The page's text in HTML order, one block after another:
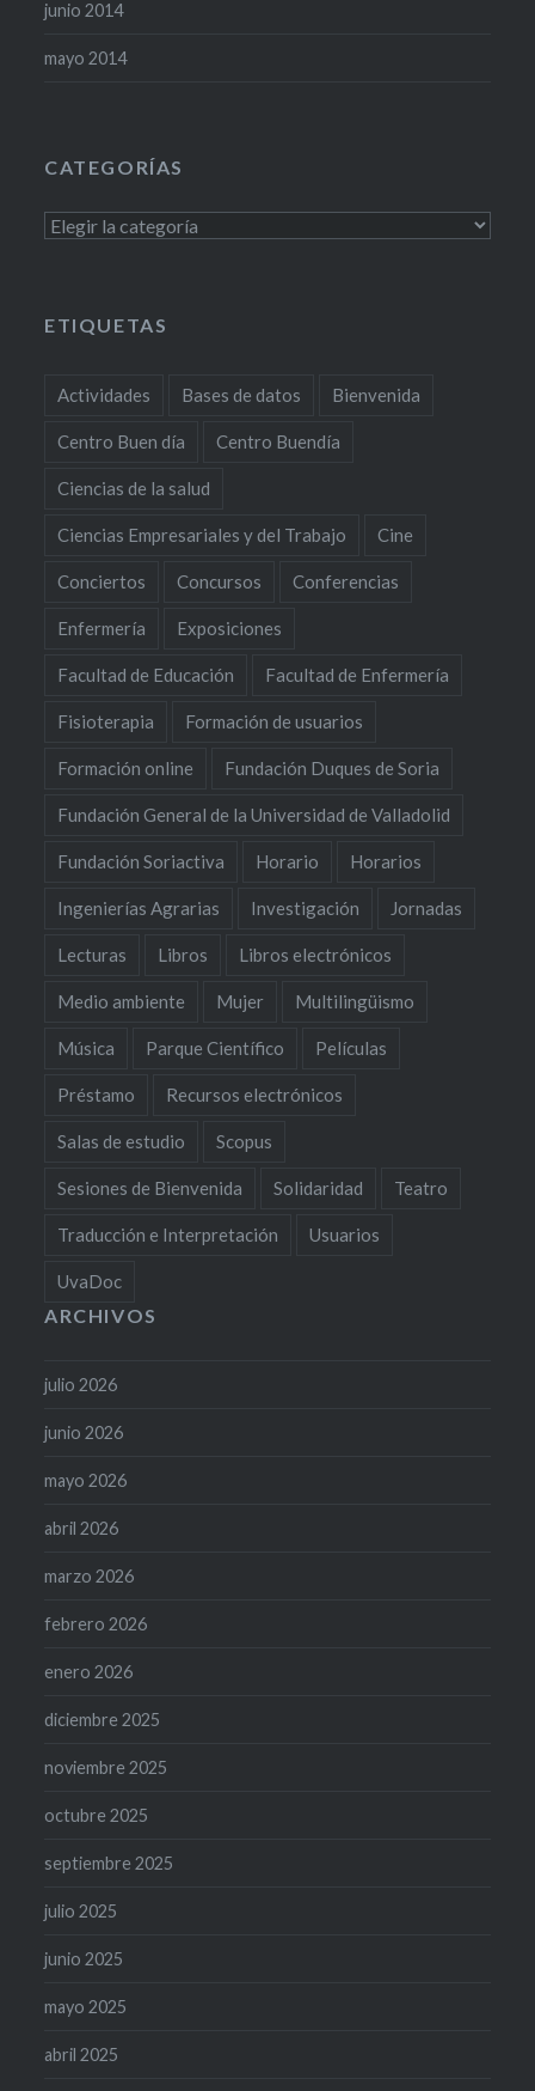
junio 2014
mayo 2014
CATEGORÍAS
Categorías
ETIQUETAS
Actividades Bases de datos Bienvenida
Centro Buen día Centro Buendía
Ciencias de la salud
Ciencias Empresariales y del Trabajo Cine
Conciertos Concursos Conferencias
Enfermería Exposiciones
Facultad de Educación Facultad de Enfermería
Fisioterapia Formación de usuarios
Formación online Fundación Duques de Soria
Fundación General de la Universidad de Valladolid
Fundación Soriactiva Horario Horarios
Ingenierías Agrarias Investigación Jornadas
Lecturas Libros Libros electrónicos
Medio ambiente Mujer Multilingüismo
Música Parque Científico Películas
Préstamo Recursos electrónicos
Salas de estudio Scopus
Sesiones de Bienvenida Solidaridad Teatro
Traducción e Interpretación Usuarios
UvaDoc
ARCHIVOS
julio 2026
junio 2026
mayo 2026
abril 2026
marzo 2026
febrero 2026
enero 2026
diciembre 2025
noviembre 2025
octubre 2025
septiembre 2025
julio 2025
junio 2025
mayo 2025
abril 2025